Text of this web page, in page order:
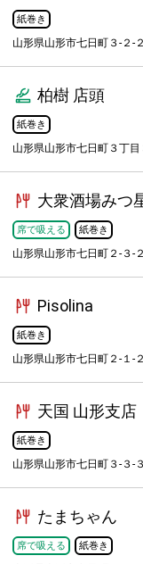
紙巻き
山形県山形市七日町３-２-
柏樹 店頭
紙巻き
山形県山形市七日町３丁目
大衆酒場みつ
席で吸える 紙巻き
山形県山形市七日町２-３-２
Pisolina
紙巻き
山形県山形市七日町２-１-２
天国 山形支店
紙巻き
山形県山形市七日町３-３-
たまちゃん
席で吸える 紙巻き